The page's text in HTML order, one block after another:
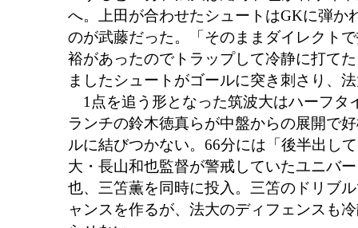
へ。上田が合わせたシュートはGKに弾か
のが武藤だった。「そのままダイレクト
裕があったのでトラップして冷静に打て
ましたシュートがゴールに突き刺さり、
1点を追う形となった筑波大はハーフタ
ランチの鈴木徳真らが中盤からの展開で
ルに結びつかない。66分には「後半出し
大・長山和也監督が警戒していたユニバ
也、三笘薫を同時に投入。三笘のドリブ
ャンスを作るが、法大のディフェンスも